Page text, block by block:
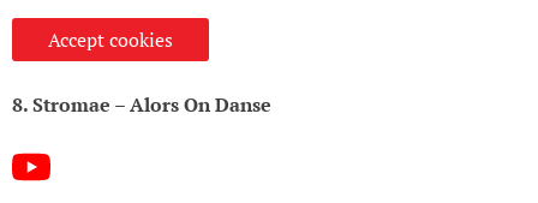
Accept cookies
8. Stromae – Alors On Danse